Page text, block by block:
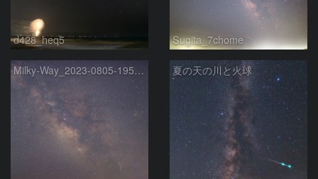
d428_heq5 Sugita_7chome
Milky-Way_2023-0805-1955-58 夏の天の川と火球